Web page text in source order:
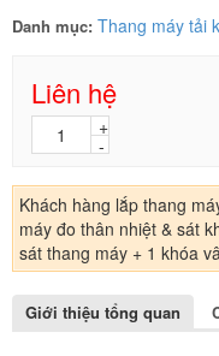
Danh mục: Thang máy tải
Liên hệ
Khách hàng lắp thang
máy đo thân nhiệt & sát
sát thang máy + 1 khóa
Giới thiệu tổng quan